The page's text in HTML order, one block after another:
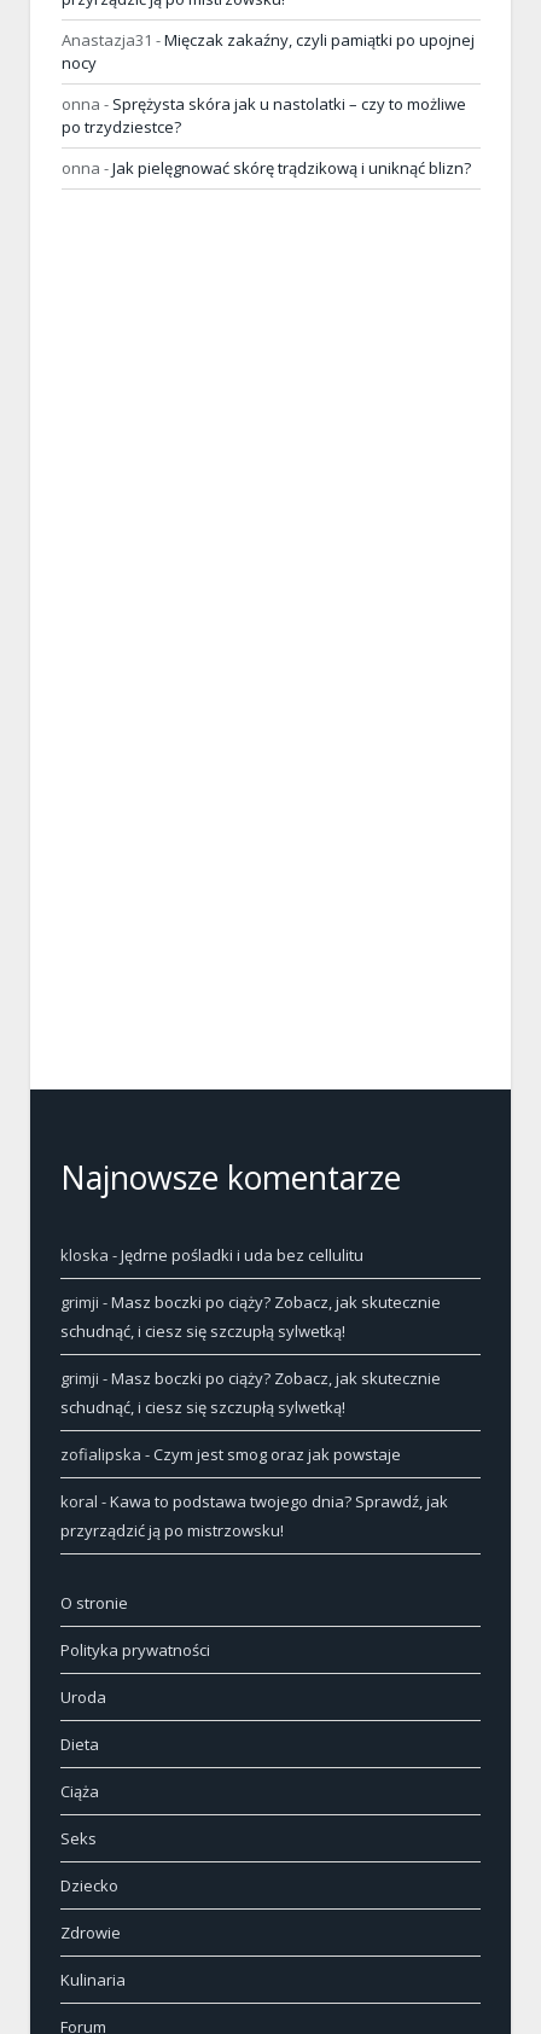
Anastazja31 -Mięczak zakaźny, czyli pamiątki po upojnej
nocy
onna - Sprężysta skóra jak u nastolatki – czy to możliwe
po trzydziestce?
onna -Jak pielęgnować skórę trądzikową i uniknąć blizn?
Najnowsze komentarze
kloska -Jędrne pośladki i uda bez cellulitu
grimji -Masz boczki po ciąży? Zobacz, jak skutecznie
schudnąć, i ciesz się szczupłą sylwetką!
grimji -Masz boczki po ciąży? Zobacz, jak skutecznie
schudnąć, i ciesz się szczupłą sylwetką!
zofialipska -Czym jest smog oraz jak powstaje
koral -Kawa to podstawa twojego dnia? Sprawdź, jak
przyrządzić ją po mistrzowsku!
O stronie
Polityka prywatności
Uroda
Dieta
Ciąża
Seks
Dziecko
Zdrowie
Kulinaria
Forum